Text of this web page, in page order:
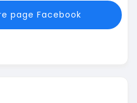
page Facebook